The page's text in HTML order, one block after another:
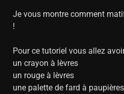
Je vous montre comment
!
Pour ce tutoriel vous allez
un crayon à lèvres
un rouge à lèvres
une palette de fard à paupières